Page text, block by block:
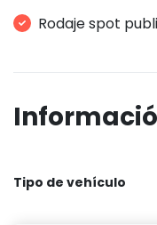
Rodaje spot
Tipo de vehículo